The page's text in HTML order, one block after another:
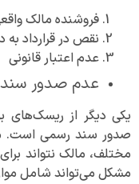
فروشنده مالک
نقص در قرارداد
عدم اعتبار قانونی
عدم صدور
یکی دیگر از ریسک‌های
صدور سند رسمی است.
مختلف، مالک نتواند
مشکل می‌تواند شامل